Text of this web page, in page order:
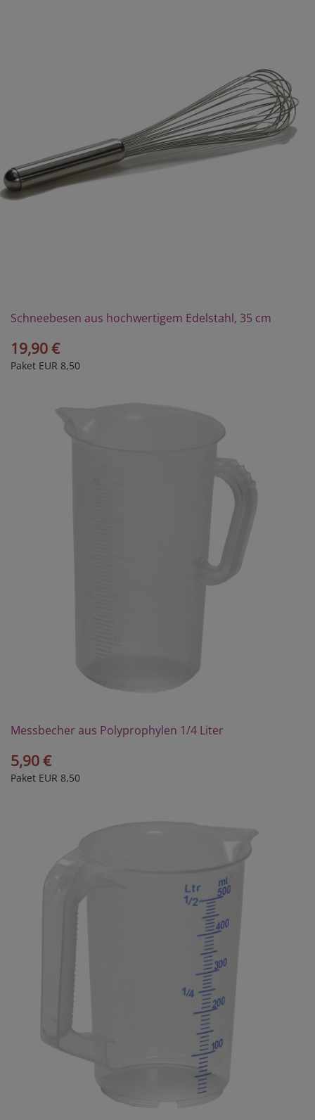
Schneebesen aus hochwertigem Edelstahl, 35 cm
19,90 €
Paket EUR 8,50
Messbecher aus Polyprophylen 1/4 Liter
5,90 €
Paket EUR 8,50